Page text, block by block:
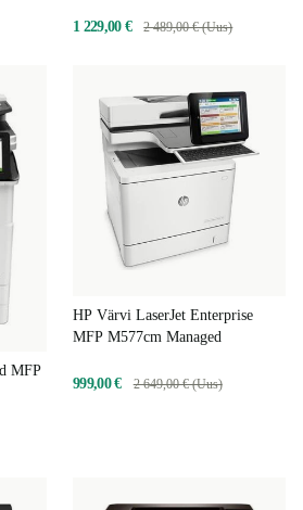
1 229,00 € 2 489,00 € (Uus)
MFP
HP Värvi LaserJet Enterprise
MFP M577cm Managed
999,00 € 2 649,00 € (Uus)